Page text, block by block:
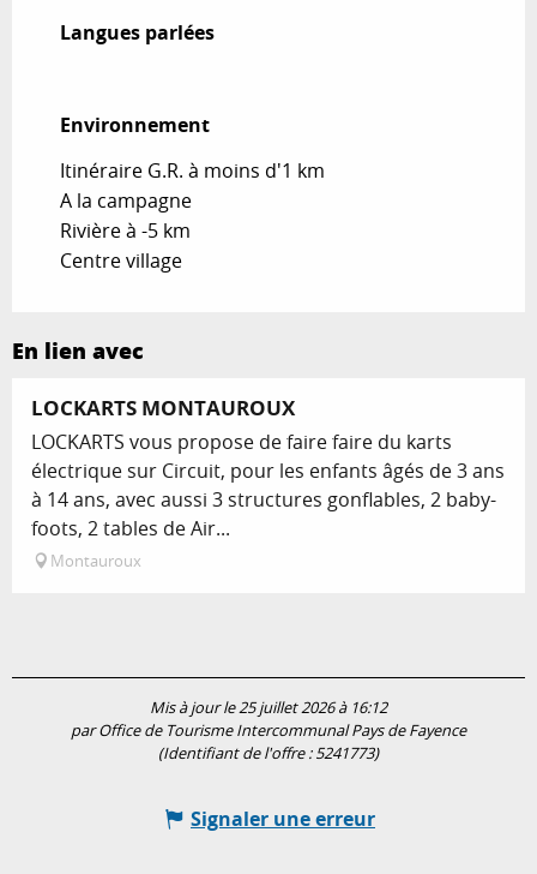
Langues parlées
Langues parlées
Environnement
Environnement
Itinéraire G.R. à moins d'1 km
A la campagne
Rivière à -5 km
Centre village
En lien avec
LOCKARTS MONTAUROUX
LOCKARTS vous propose de faire faire du karts
électrique sur Circuit, pour les enfants âgés de 3 ans
à 14 ans, avec aussi 3 structures gonflables, 2 baby-
foots, 2 tables de Air...
Montauroux
Mis à jour le 25 juillet 2026 à 16:12
par Office de Tourisme Intercommunal Pays de Fayence
(Identifiant de l'offre :5241773)
Signaler une erreur